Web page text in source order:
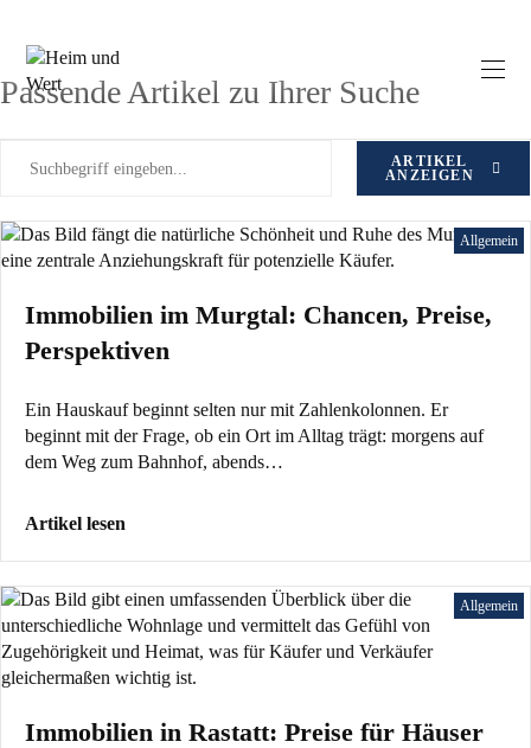
springen
Passende Artikel zu Ihrer Suche
ARTIKEL
ANZEIGEN
Allgemein
Immobilien im Murgtal: Chancen, Preise,
Perspektiven
Ein Hauskauf beginnt selten nur mit Zahlenkolonnen. Er
beginnt mit der Frage, ob ein Ort im Alltag trägt: morgens auf
dem Weg zum Bahnhof, abends…
Artikel lesen
Allgemein
Immobilien in Rastatt: Preise für Häuser